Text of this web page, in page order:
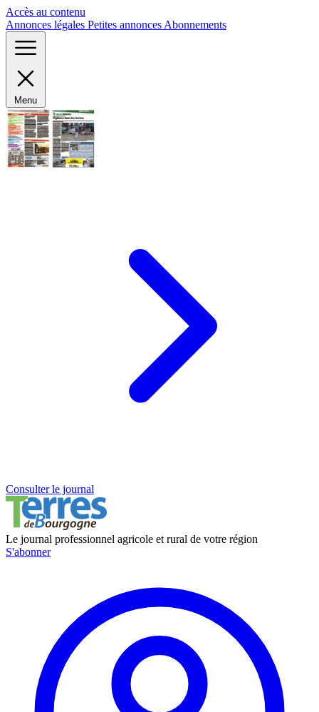
Accès au contenu
Annonces légales Petites annonces Abonnements
Menu
Consulter le journal
Le journal professionnel agricole et rural de votre région
S'abonner
Panneau de gestion des cookies